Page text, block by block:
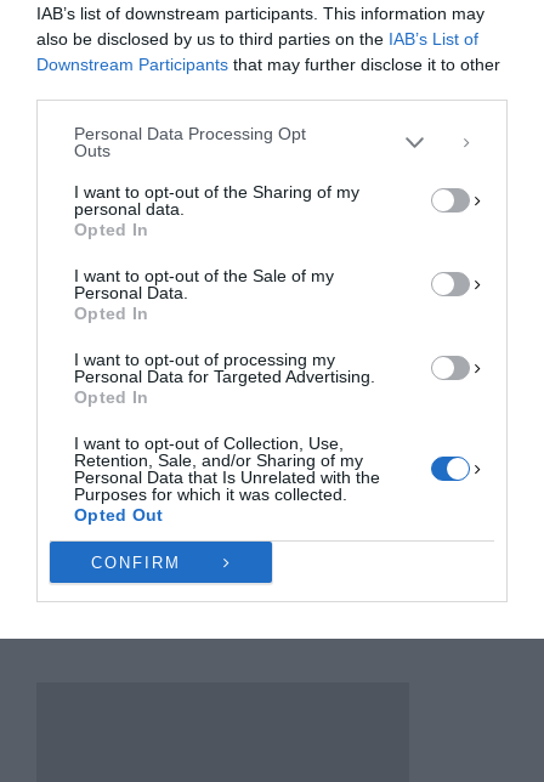
IAB’s list of downstream participants. This information may
also be disclosed by us to third parties on the IAB’s List of
Downstream Participants that may further disclose it to other
Personal Data Processing Opt
Outs
I want to opt-out of the Sharing of my
personal data.
Opted In
I want to opt-out of the Sale of my
Personal Data.
Opted In
I want to opt-out of processing my
Personal Data for Targeted Advertising.
Opted In
I want to opt-out of Collection, Use,
Retention, Sale, and/or Sharing of my
Personal Data that Is Unrelated with the
Purposes for which it was collected.
Opted Out
CONFIRM
cookies για την αποθήκευση ή/και την πρόσβαση σε πληροφορίες συσκευών.
Η συγκατάθεση για τις εν λόγω τεχνολογίες θα μας επιτρέψει να
επεξεργαστούμε δεδομένα προσωπικού χαρακτήρα, όπως συμπεριφορά
συγκατάθεση ή η ανάκληση της συγκατάθεσης, μπορεί να επηρεάσει
αρνητικά ορισμένες λειτουργίες και δυνατότητες.
ΠΡΟΒΟΛΉ ΠΡΟΤΙΜΉΣΕΩΝ
Πολιτική Cookies